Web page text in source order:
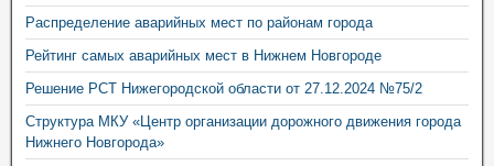
Распределение аварийных мест по районам города
Рейтинг самых аварийных мест в Нижнем Новгороде
Решение РСТ Нижегородской области от 27.12.2024 №75/2
Структура МКУ «Центр организации дорожного движения города
Нижнего Новгорода»